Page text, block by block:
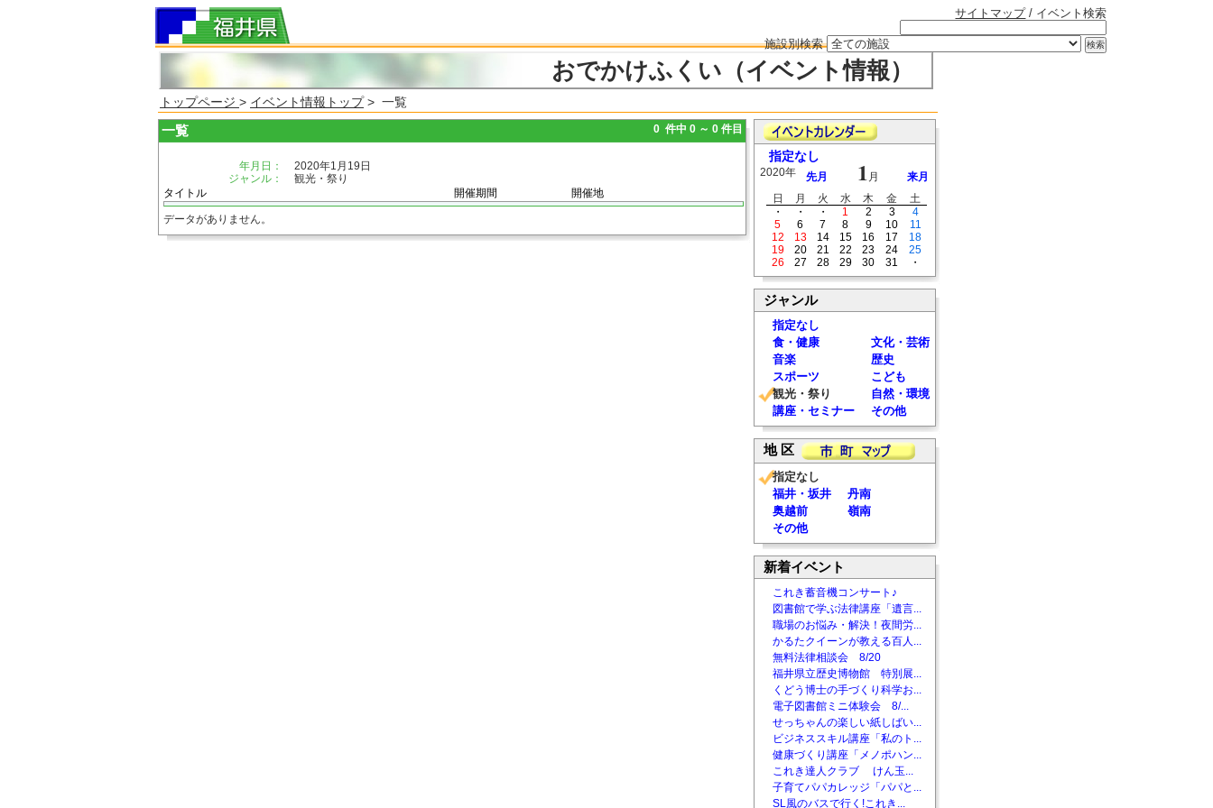
サイトマップ/ イベント検索
施設別検索
おでかけふくい（イベント情報）
トップページ > イベント情報トップ> 一覧
一覧 0 件中 0 ～ 0 件目
年月日：
2020年1月19日
ジャンル：
観光・祭り
タイトル
開催期間 開催地
データがありません。
指定なし
2020年 先月 1 月
来月
日
月 火 水 木 金
土
・
・ ・ 1 2 3
4
5
6 7 8 9 10
11
12
13 14 15 16 17
18
19
20 21 22 23 24
25
26
27 28 29 30 31 ・
ジャンル
指定なし
食・健康
文化・芸術
音楽
歴史
スポーツ
こども
観光・祭り
自然・環境
講座・セミナー
その他
地 区
指定なし
福井・坂井
丹南
奥越前
嶺南
その他
新着イベント
これき蓄音機コンサート♪
図書館で学ぶ法律講座「遺言...
職場のお悩み・解決！夜間労...
かるたクイーンが教える百人...
無料法律相談会 8/20
福井県立歴史博物館 特別展...
くどう博士の手づくり科学お...
電子図書館ミニ体験会 8/...
せっちゃんの楽しい紙しばい...
ビジネススキル講座「私のト...
健康づくり講座「メノポハン...
これき達人クラブ けん玉...
子育てパパカレッジ「パパと...
SL風のバスで行く!これき...